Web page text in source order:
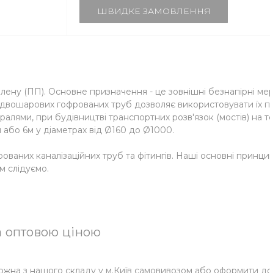
ШВИДКЕ ЗАМОВЛЕННЯ
(ПП). Основне призначення - це зовнішні безнапірні
гофрованих труб дозволяє використовувати їх
при будівництві транспортних розв'язок (мостів) на
або 6м у діаметрах від Ø160 до Ø1000.
каналізаційних труб та фітингів. Наші основні
оптовою ціною
з нашого складу у м.Київ самовивозом або оформити